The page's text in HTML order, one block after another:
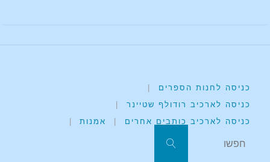
כניסה לחנות הספרים
|
כניסה לארכיב רודולף שטיינר
|
כניסה לארכיב כותבים אחרים
| אמנות |